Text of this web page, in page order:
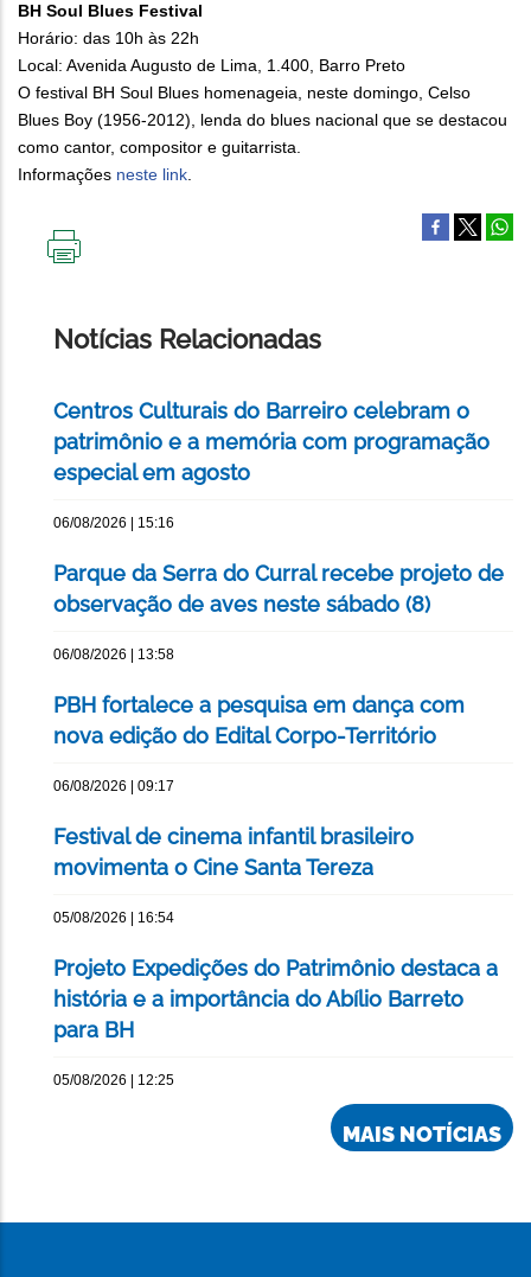
BH Soul Blues Festival
Horário: das 10h às 22h
Local: Avenida Augusto de Lima, 1.400, Barro Preto
O festival BH Soul Blues homenageia, neste domingo, Celso
Blues Boy (1956-2012), lenda do blues nacional que se destacou
como cantor, compositor e guitarrista.
Informações neste link.
Notícias Relacionadas
Centros Culturais do Barreiro celebram o
patrimônio e a memória com programação
especial em agosto
06/08/2026 | 15:16
Parque da Serra do Curral recebe projeto de
observação de aves neste sábado (8)
06/08/2026 | 13:58
PBH fortalece a pesquisa em dança com
nova edição do Edital Corpo-Território
06/08/2026 | 09:17
Festival de cinema infantil brasileiro
movimenta o Cine Santa Tereza
05/08/2026 | 16:54
Projeto Expedições do Patrimônio destaca a
história e a importância do Abílio Barreto
para BH
05/08/2026 | 12:25
MAIS NOTÍCIAS